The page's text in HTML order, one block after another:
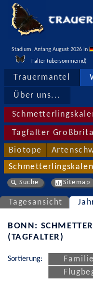
Stadium, Anfang August 2026 in
Falter (übersommernd)
Trauermantel
Über uns...
Tagfalter
Biotope
Suche Sitemap
Tagesansicht
BONN:
(TAGFALTER)
Sortierung: Familie